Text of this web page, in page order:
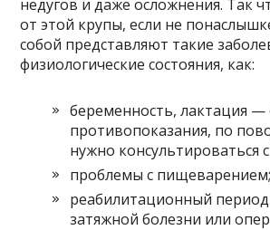
недугов и даже осложнения. Так
от этой крупы, если не
собой представляют такие
физиологические состояния, как:
беременность, лактация
противопоказания, по
нужно консультироваться
проблемы с пищеварением;
реабилитационный период
затяжной болезни или